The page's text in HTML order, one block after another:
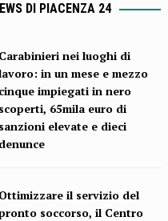
DI PIACENZA 24
Carabinieri nei luoghi di
in un mese e mezzo
cinque impiegati in nero
scoperti, 65mila euro di
sanzioni elevate e dieci
denunce
Ottimizzare il servizio del
soccorso, il Centro